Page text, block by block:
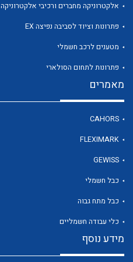
אלקטרוניקה מחברים ורכיבי אלקטרוניקה
פתרונות וציוד לסביבה נפיצה EX
מטענים לרכב חשמלי
פתרונות לתחום הסולארי
מאמרים
CAHORS
FLEXIMARK
GEWISS
כבל חשמלי
כבל מתח גבוה
כלי עבודה חשמליים
מידע נוסף